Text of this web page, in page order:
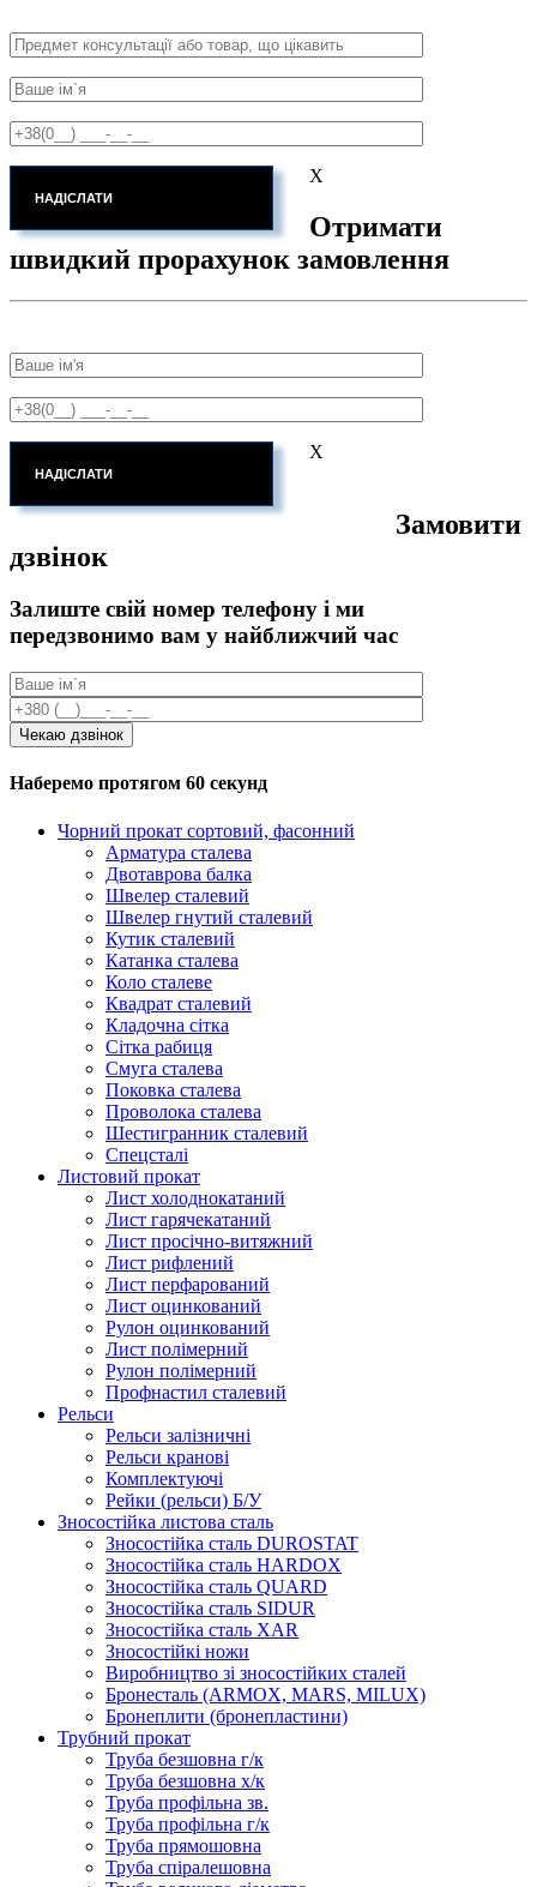
X
Отримати
швидкий прорахунок замовлення
X
Замовити
дзвінок
Залиште свій номер телефону і ми
передзвонимо вам у найближчий час
Наберемо протягом 60 секунд
Чорний прокат сортовий, фасонний
Арматура сталева
Двотаврова балка
Швелер сталевий
Швелер гнутий сталевий
Кутик сталевий
Катанка сталева
Коло сталеве
Квадрат сталевий
Кладочна сітка
Сітка рабиця
Смуга сталева
Поковка сталева
Проволока сталева
Шестигранник сталевий
Спецсталі
Листовий прокат
Лист холоднокатаний
Лист гарячекатаний
Лист просічно-витяжний
Лист рифлений
Лист перфарований
Лист оцинкований
Рулон оцинкований
Лист полімерний
Рулон полімерний
Профнастил сталевий
Рельси
Рельси залізничні
Рельси кранові
Комплектуючі
Рейки (рельси) Б/У
Зносостійка листова сталь
Зносостійка сталь DUROSTAT
Зносостійка сталь HARDOX
Зносостійка сталь QUARD
Зносостійка сталь SIDUR
Зносостійка сталь XAR
Зносостійкі ножи
Виробництво зі зносостійких сталей
Бронесталь (ARMOX, MARS, MILUX)
Бронеплити (бронепластини)
Трубний прокат
Труба безшовна г/к
Труба безшовна х/к
Труба профільна зв.
Труба профільна г/к
Труба прямошовна
Труба спіралешовна